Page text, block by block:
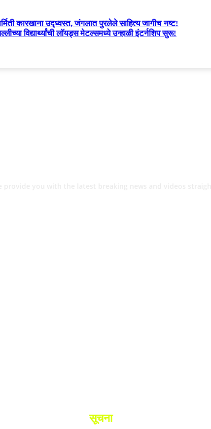
कारखाना उद्ध्वस्त, जंगलात पुरलेले साहित्य जागीच नष्ट!
विद्यार्थ्यांची लॉयड्स मेटल्समध्ये उन्हाळी इंटर्नशिप सुरू!
सूचना